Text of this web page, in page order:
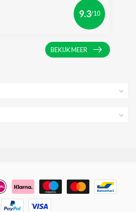
9.3/10
BEKIJK MEER